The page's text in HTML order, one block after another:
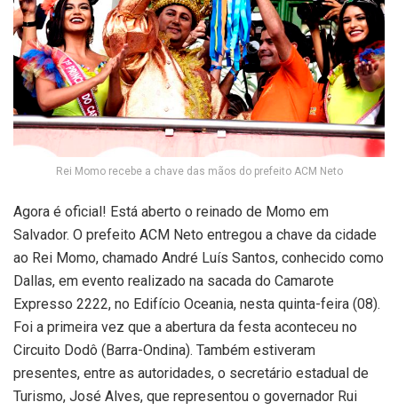
Rei Momo recebe a chave das mãos do prefeito ACM Neto
Agora é oficial! Está aberto o reinado de Momo em
Salvador. O prefeito ACM Neto entregou a chave da cidade
ao Rei Momo, chamado André Luís Santos, conhecido como
Dallas, em evento realizado na sacada do Camarote
Expresso 2222, no Edifício Oceania, nesta quinta-feira (08).
Foi a primeira vez que a abertura da festa aconteceu no
Circuito Dodô (Barra-Ondina). Também estiveram
presentes, entre as autoridades, o secretário estadual de
Turismo, José Alves, que representou o governador Rui